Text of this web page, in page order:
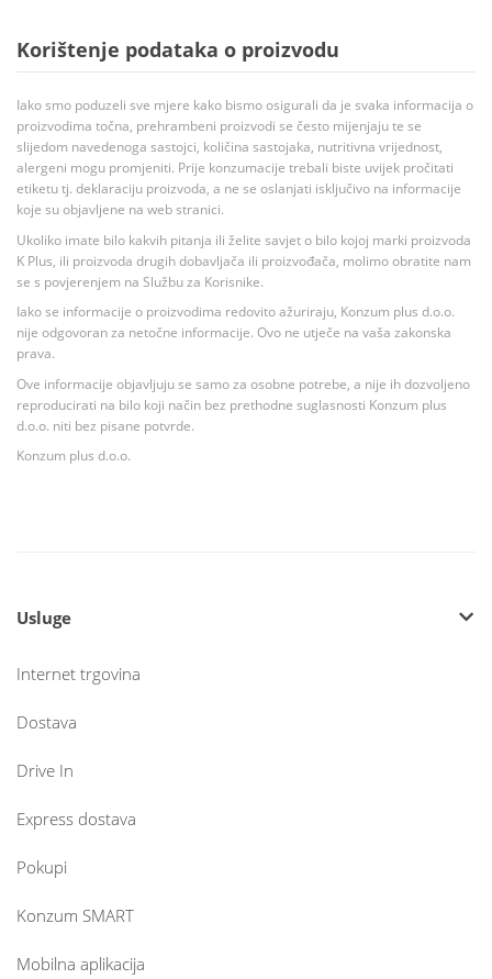
Korištenje podataka o proizvodu
Iako smo poduzeli sve mjere kako bismo osigurali da je svaka informacija o
proizvodima točna, prehrambeni proizvodi se često mijenjaju te se
slijedom navedenoga sastojci, količina sastojaka, nutritivna vrijednost,
alergeni mogu promjeniti. Prije konzumacije trebali biste uvijek pročitati
etiketu tj. deklaraciju proizvoda, a ne se oslanjati isključivo na informacije
koje su objavljene na web stranici.
Ukoliko imate bilo kakvih pitanja ili želite savjet o bilo kojoj marki proizvoda
K Plus, ili proizvoda drugih dobavljača ili proizvođača, molimo obratite nam
se s povjerenjem na Službu za Korisnike.
Iako se informacije o proizvodima redovito ažuriraju, Konzum plus d.o.o.
nije odgovoran za netočne informacije. Ovo ne utječe na vaša zakonska
prava.
Ove informacije objavljuju se samo za osobne potrebe, a nije ih dozvoljeno
reproducirati na bilo koji način bez prethodne suglasnosti Konzum plus
d.o.o. niti bez pisane potvrde.
Konzum plus d.o.o.
Usluge
Internet trgovina
Dostava
Drive In
Express dostava
Pokupi
Konzum SMART
Mobilna aplikacija